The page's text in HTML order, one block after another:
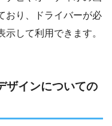
おり、ドライバーが必
して利用できます。
ザインについての